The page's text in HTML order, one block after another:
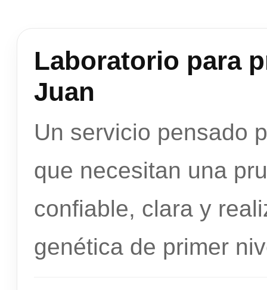
Laboratorio para
Juan
Un servicio pensado
que necesitan una
confiable, clara y
genética de primer